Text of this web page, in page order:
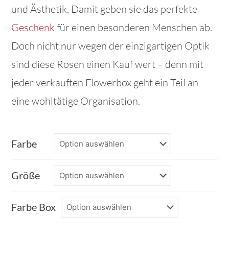
und Ästhetik. Damit geben sie das perfekte
Geschenk für einen besonderen Menschen ab.
Doch nicht nur wegen der einzigartigen Optik
sind diese Rosen einen Kauf wert – denn mit
jeder verkauften Flowerbox geht ein Teil an
eine wohltätige Organisation.
Farbe
Größe
Farbe Box